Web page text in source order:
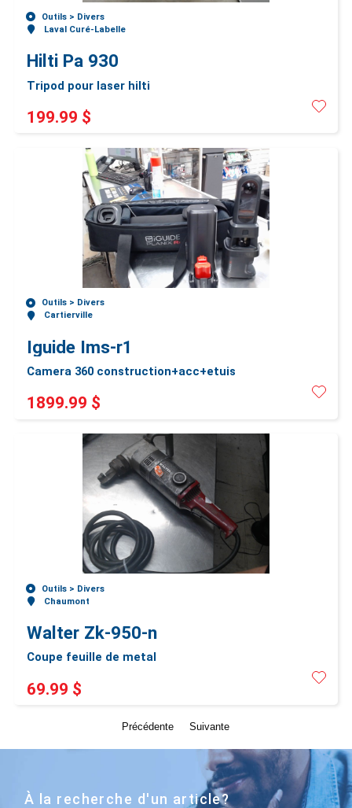
Outils > Divers
Laval Curé-Labelle
Hilti Pa 930
Tripod pour laser hilti
199.99 $
Outils > Divers
Cartierville
Iguide Ims-r1
Camera 360 construction+acc+etuis
1899.99 $
Outils > Divers
Chaumont
Walter Zk-950-n
Coupe feuille de metal
69.99 $
Précédente Suivante
À la recherche d'un article?